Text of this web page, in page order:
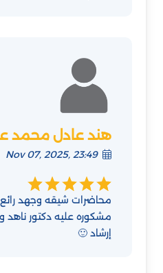
هند عادل محمد
Nov 07, 2025, 23:49
محاضرات شيقه وجهد رائع
مشكوره عليه دكتور ناهد
إرشاد 🙂